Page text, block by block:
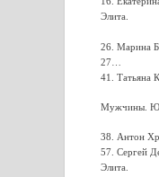
Элита.
26. Марина
27…
41. Татьяна
Мужчины.
38. Антон
57. Сергей
Элита.